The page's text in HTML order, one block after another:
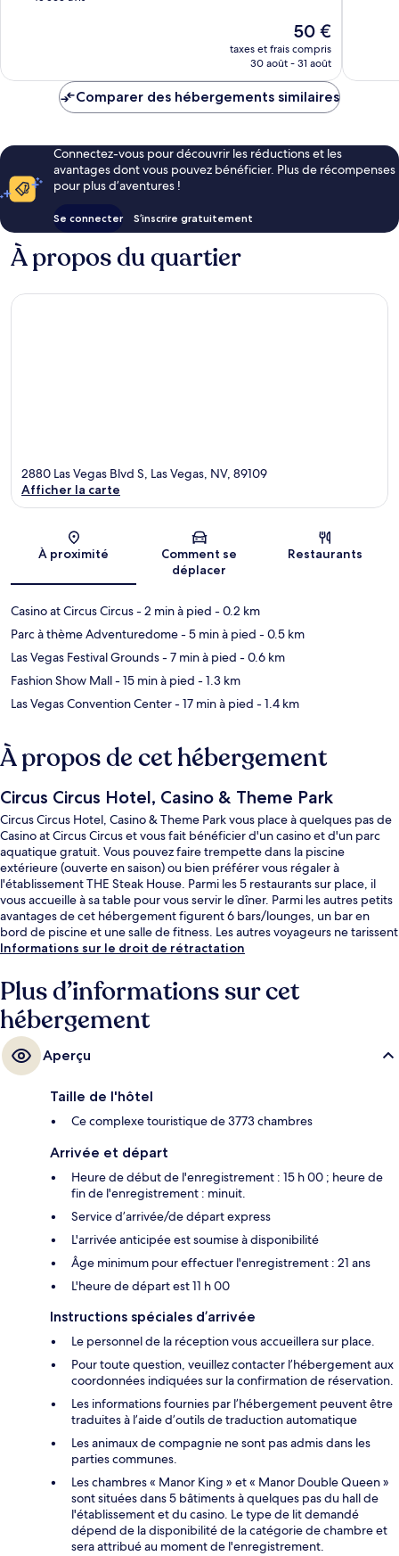
Le
nouveau
prix
de
50 €
taxes et frais compris
30 août - 31 août
Comparer des hébergements similaires
Connectez-vous pour découvrir les réductions et les
avantages dont vous pouvez bénéficier. Plus de récompenses
pour plus d’aventures !
Se connecter S’inscrire gratuitement
À propos du quartier
Carte
2880 Las Vegas Blvd S, Las Vegas, NV, 89109
Afficher la carte
À proximité
Comment se
déplacer
Restaurants
Casino at Circus Circus- 2 min à pied - 0.2 km
Parc à thème Adventuredome- 5 min à pied - 0.5 km
Las Vegas Festival Grounds- 7 min à pied - 0.6 km
Fashion Show Mall- 15 min à pied - 1.3 km
Las Vegas Convention Center- 17 min à pied - 1.4 km
À propos de cet hébergement
Circus Circus Hotel, Casino & Theme Park
Circus Circus Hotel, Casino & Theme Park vous place à quelques pas de
Casino at Circus Circus et vous fait bénéficier d'un casino et d'un parc
aquatique gratuit. Vous pouvez faire trempette dans la piscine
extérieure (ouverte en saison) ou bien préférer vous régaler à
l'établissement THE Steak House. Parmi les 5 restaurants sur place, il
vous accueille à sa table pour vous servir le dîner. Parmi les autres petits
avantages de cet hébergement figurent 6 bars/lounges, un bar en
bord de piscine et une salle de fitness. Les autres voyageurs ne tarissent
pas d'éloges en ce qui concerne les services et équipements
L'hébergement se situe à une courte distance à pied des transports
publics. Station de monorail Las Vegas Hilton se trouve à 14 min à peine.
Informations sur le droit de rétractation
Plus d’informations sur cet
hébergement
Aperçu
Taille de l'hôtel
Ce complexe touristique de 3773 chambres
Arrivée et départ
Heure de début de l'enregistrement : 15 h 00 ; heure de
fin de l'enregistrement : minuit.
Service d’arrivée/de départ express
L'arrivée anticipée est soumise à disponibilité
Âge minimum pour effectuer l'enregistrement : 21 ans
L'heure de départ est 11 h 00
Instructions spéciales d’arrivée
Le personnel de la réception vous accueillera sur place.
Pour toute question, veuillez contacter l’hébergement aux
coordonnées indiquées sur la confirmation de réservation.
Les informations fournies par l’hébergement peuvent être
traduites à l’aide d’outils de traduction automatique
Les animaux de compagnie ne sont pas admis dans les
parties communes.
Les chambres « Manor King » et « Manor Double Queen »
sont situées dans 5 bâtiments à quelques pas du hall de
l'établissement et du casino. Le type de lit demandé
dépend de la disponibilité de la catégorie de chambre et
sera attribué au moment de l'enregistrement.